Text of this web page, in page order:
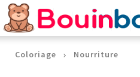
Coloriage Nourriture
Panneau de gestion des cookies